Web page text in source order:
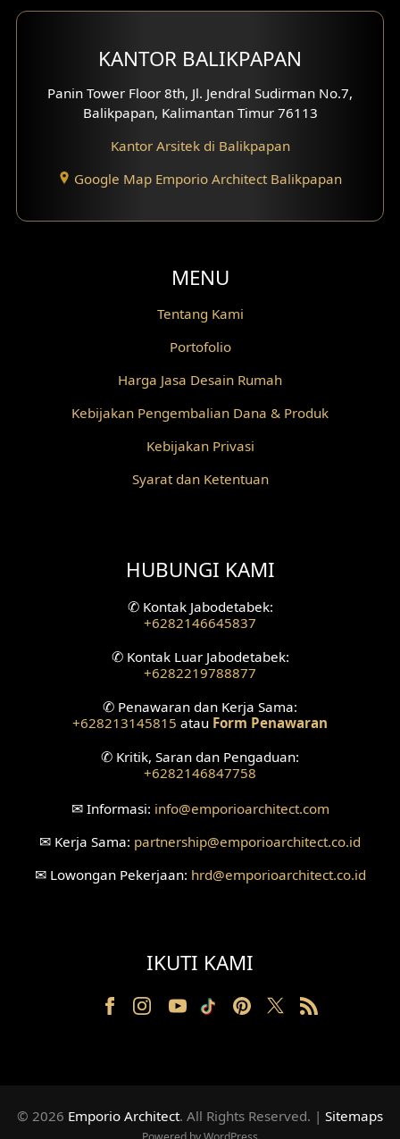
Desain Koridor
Desain Mini Theater
Fasad Rumah Villa Bali
Desain Wallpanel
Desain Partisi
Desain Pilar
Desain Fasad Depan
Desain Fasad Belakang
Desain Rumah American Style
Fasad Rumah American Style
Desain Interior Villa
Desain Ruang Tunggu
Desain Ruang Perawatan
Desain Ruang Konsultasi
Desain Ruang Receptionist
Desain Teras
Desain Taman
KANTOR BALIKPAPAN
Panin Tower Floor 8th, Jl. Jendral Sudirman No.7,
Balikpapan, Kalimantan Timur 76113
Kantor Arsitek di Balikpapan
Google Map Emporio Architect Balikpapan
MENU
Tentang Kami
Portofolio
Harga Jasa Desain Rumah
Kebijakan Pengembalian Dana & Produk
Kebijakan Privasi
Syarat dan Ketentuan
HUBUNGI KAMI
✆Kontak Jabodetabek:
+6282146645837
✆Kontak Luar Jabodetabek:
+6282219788877
✆ Penawaran dan Kerja Sama:
+628213145815 atau Form Penawaran
✆ Kritik, Saran dan Pengaduan:
+6282146847758
✉Informasi: info@emporioarchitect.com
✉ Kerja Sama: partnership@emporioarchitect.co.id
✉Lowongan Pekerjaan: hrd@emporioarchitect.co.id
IKUTI KAMI
© 2026 Emporio Architect. All Rights Reserved. | Sitemaps